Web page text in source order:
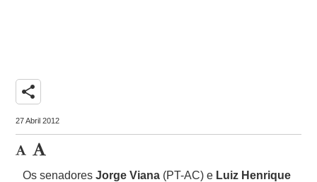
share
27 Abril 2012
Os senadoresJorge Viana (PT-AC) e Luiz Henrique